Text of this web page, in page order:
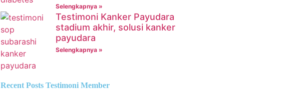
Selengkapnya »
Testimoni Kanker Payudara
stadium akhir, solusi kanker
payudara
Selengkapnya »
Recent Posts Testimoni Member